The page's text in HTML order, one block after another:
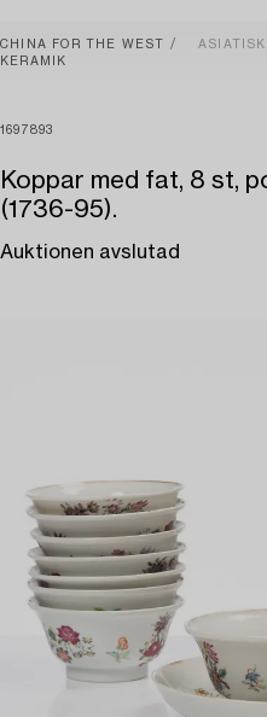
CHINA FOR THE WEST
KERAMIK
1697893
Koppar med fat, 8 st,
(1736-95).
Auktionen avslutad